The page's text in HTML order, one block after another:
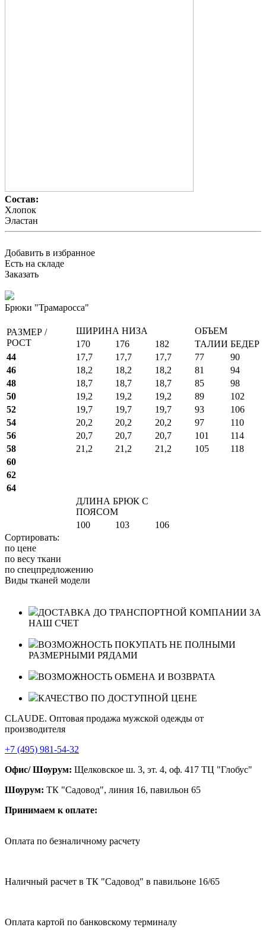
Состав:
Хлопок
Эластан
Добавить в избранное
Есть на складе
Заказать
Брюки "Трамаросса"
РАЗМЕР /
РОСТ
ШИРИНА НИЗА
ОБЪЕМ
170
176 182 ТАЛИИ БЕДЕР
44
17,7 17,7 17,7 77
90
46
18,2 18,2 18,2 81
94
48
18,7 18,7 18,7 85
98
50
19,2 19,2 19,2 89
102
52
19,7 19,7 19,7 93
106
54
20,2 20,2 20,2 97
110
56
20,7 20,7 20,7 101
114
58
21,2 21,2 21,2 105
118
60
62
64
ДЛИНА БРЮК С
ПОЯСОМ
100
103
106
Сортировать:
по цене
по весу ткани
по спецпредложению
Виды тканей модели
ДОСТАВКА ДО ТРАНСПОРТНОЙ КОМПАНИИ ЗА
НАШ СЧЕТ
ВОЗМОЖНОСТЬ ПОКУПАТЬ НЕ ПОЛНЫМИ
РАЗМЕРНЫМИ РЯДАМИ
ВОЗМОЖНОСТЬ ОБМЕНА И ВОЗВРАТА
КАЧЕСТВО ПО ДОСТУПНОЙ ЦЕНЕ
CLAUDE. Оптовая продажа мужской одежды от
производителя
+7 (495) 981-54-32
Офис/ Шоурум: Щелковское ш. 3, эт. 4, оф. 417 ТЦ "Глобус"
Шоурум: ТК "Садовод", линия 16, павильон 65
Принимаем к оплате:
Оплата по безналичному расчету
Наличный расчет в ТК "Садовод" в павильоне 16/65
Оплата картой по банковскому терминалу